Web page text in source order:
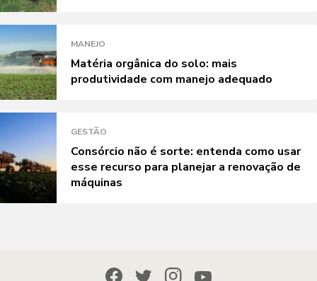
MANEJO
Matéria orgânica do solo: mais
produtividade com manejo adequado
GESTÃO
Consórcio não é sorte: entenda como usar
esse recurso para planejar a renovação de
máquinas